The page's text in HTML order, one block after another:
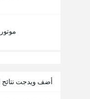
أضف ويدجت نتائج